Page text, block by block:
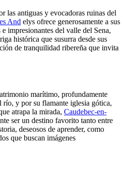
las antiguas y evocadoras ruinas del
And elys ofrece generosamente a sus
impresionantes del valle del Sena,
histórica que susurra desde sus
de tranquilidad ribereña que invita
marítimo, profundamente
río, y por su flamante iglesia gótica,
atrapa la mirada, Caudebec-en-
ser un destino favorito tanto entre
deseosos de aprender, como
que buscan imágenes